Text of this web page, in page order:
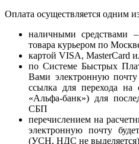
Оплата осуществляется одним
наличными средствами
товара курьером по
картой VISA, MasterCard
по Системе Быстрых
Вами электронную
ссылка для перехода
«Альфа-банк») для
СБП
перечислением на
электронную почту
(УСН, НДС не выделяется)